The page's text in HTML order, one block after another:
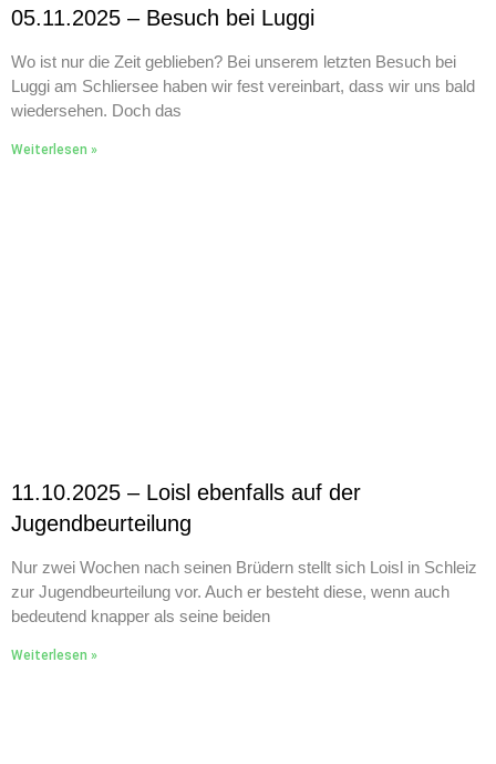
05.11.2025 – Besuch bei Luggi
Wo ist nur die Zeit geblieben? Bei unserem letzten Besuch bei
Luggi am Schliersee haben wir fest vereinbart, dass wir uns bald
wiedersehen. Doch das
Weiterlesen »
11.10.2025 – Loisl ebenfalls auf der
Jugendbeurteilung
Nur zwei Wochen nach seinen Brüdern stellt sich Loisl in Schleiz
zur Jugendbeurteilung vor. Auch er besteht diese, wenn auch
bedeutend knapper als seine beiden
Weiterlesen »